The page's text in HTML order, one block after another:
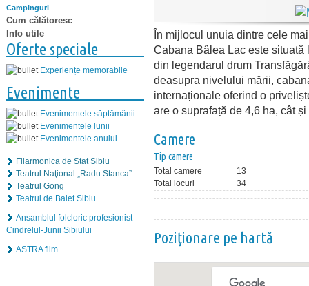
Campinguri
Cum călătoresc
Info utile
Oferte speciale
Experiențe memorabile
Evenimente
Evenimentele săptămânii
Evenimentele lunii
Evenimentele anului
Filarmonica de Stat Sibiu
Teatrul Naţional „Radu Stanca”
Teatrul Gong
Teatrul de Balet Sibiu
Ansamblul folcloric profesionist
Cindrelul-Junii Sibiului
ASTRA film
În mijlocul unuia dintre cele
Cabana Bâlea Lac este
din legendarul drum
deasupra nivelului mării,
internaționale oferind o
are o suprafață de 4,6 ha, cât
Camere
Tip camere
Total camere
13
Total locuri
34
Poziţionare pe hartă